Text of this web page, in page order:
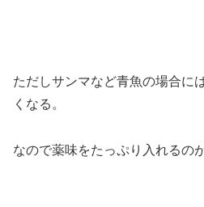
ただしサンマなど青魚の場合に
くなる。
なので薬味をたっぷり入れるの